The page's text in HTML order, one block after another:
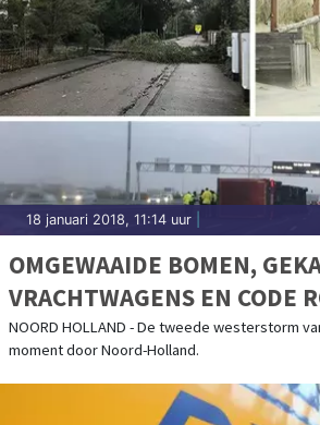
18 januari 2018, 11:14 uur
OMGEWAAIDE BOMEN,
VRACHTWAGENS EN CODE
NOORD HOLLAND - De tweede westerstorm
moment door Noord-Holland.